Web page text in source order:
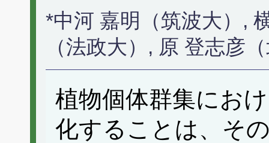
*中河 嘉明（筑波大）,
（法政大）, 原 登志彦
植物個体群集にお
化することは、そ